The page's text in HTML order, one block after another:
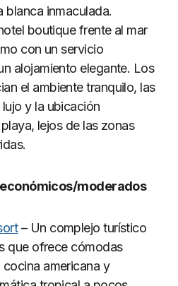
blanca inmaculada.
boutique frente al mar
con un servicio
alojamiento elegante. Los
el ambiente tranquilo, las
y la ubicación
lejos de las zonas
moderados
– Un complejo turístico
que ofrece cómodas
americana y